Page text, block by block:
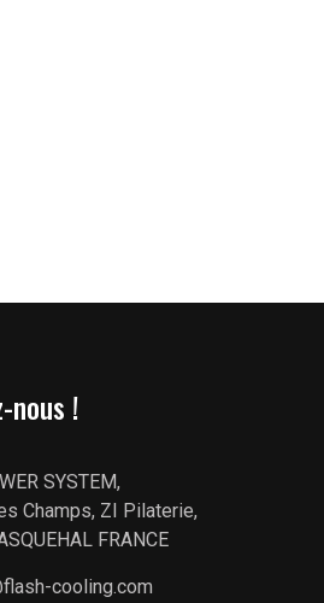
nous !
SYSTEM,
Champs, ZI Pilaterie,
FRANCE
cooling.com